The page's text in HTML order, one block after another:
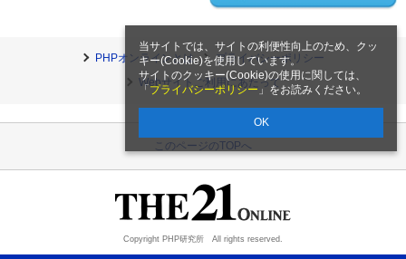
当サイトでは、サイトの利便性向上のため、クッ
キー(Cookie)を使用しています。
サイトのクッキー(Cookie)の使用に関しては、
「 プライバシーポリシー 」をお読みください。
OK
PHPオンラインとは
プライバシーポリシー
Webサイトご利用にあたって
このページのTOPへ
Copyright PHP研究所 All rights reserved.